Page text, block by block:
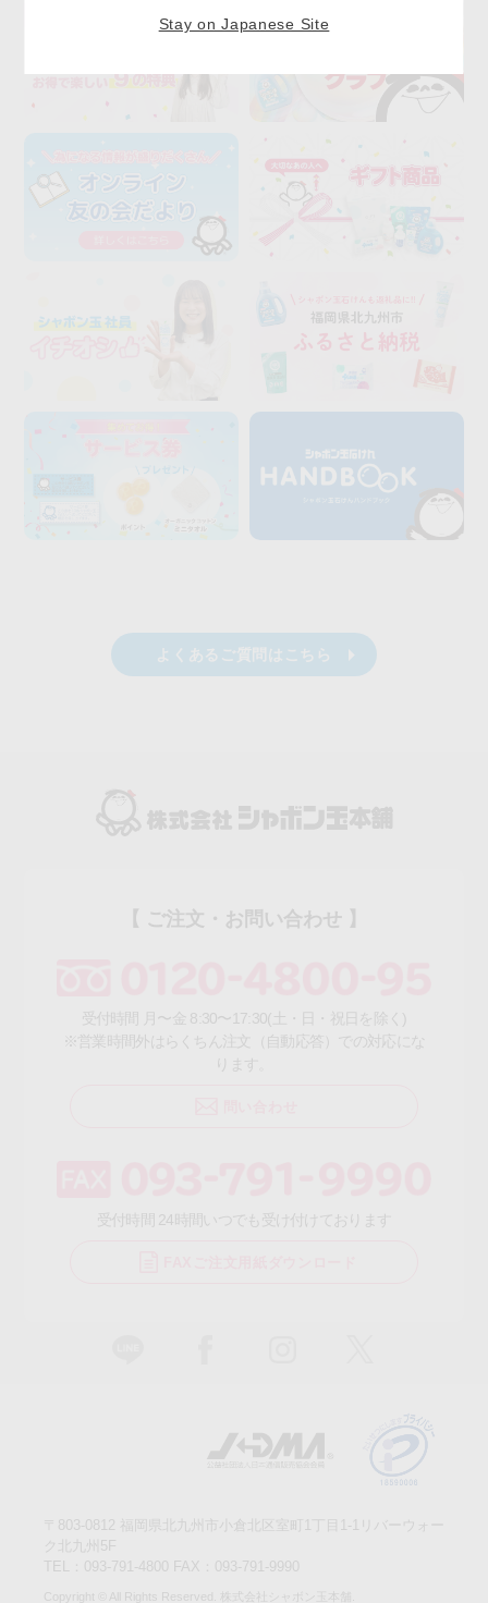
よくあるご質問はこちら
【 ご注文・お問い合わせ 】
受付時間 月〜金 8:30〜17:30(土・日・祝日を除く)
※営業時間外はらくちん注文（自動応答）での対応にな
ります。
受付時間 24時間いつでも受け付けております
〒803-0812 福岡県北九州市小倉北区室町1丁目1-1リバーウォー
ク北九州5F
TEL：093-791-4800 FAX：093-791-9990
Copyright © All Rights Reserved. 株式会社シャボン玉本舗.
Stay on Japanese Site